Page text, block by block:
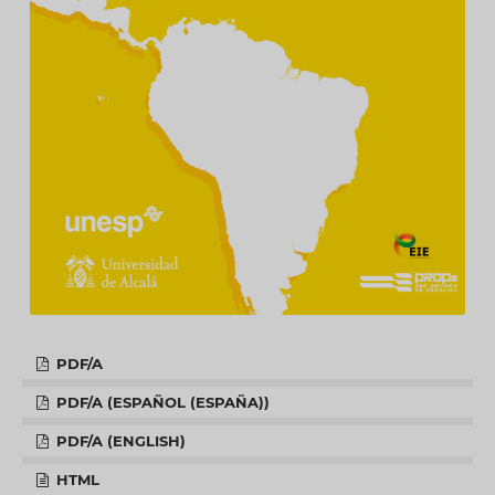
PDF/A
PDF/A (ESPAÑOL (ESPAÑA))
PDF/A (ENGLISH)
HTML